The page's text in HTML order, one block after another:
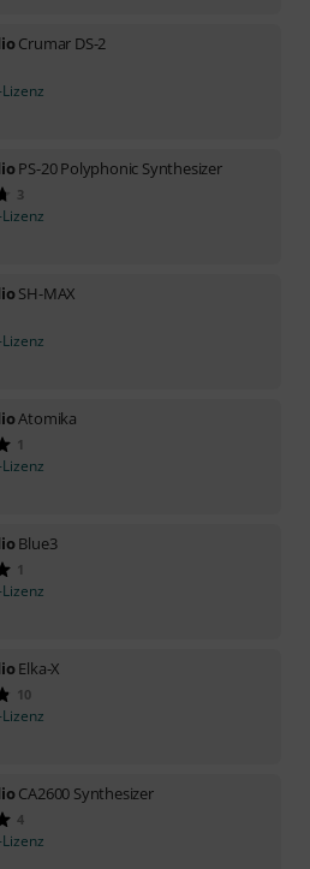
Crumar DS-2
PS-20 Polyphonic Synthesizer
3
SH-MAX
Atomika
1
Blue3
1
Elka-X
10
CA2600 Synthesizer
4